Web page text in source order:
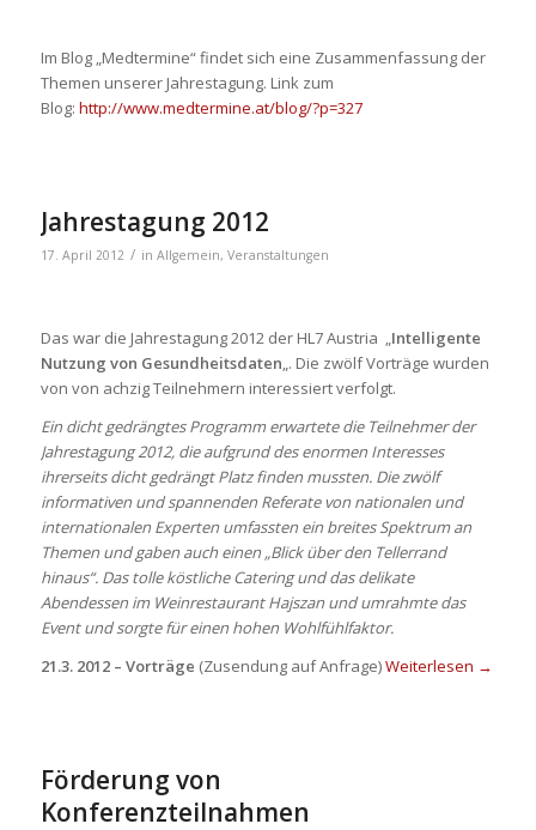
Im Blog „Medtermine“ findet sich eine Zusammenfassung der
Themen unserer Jahrestagung. Link zum
Blog: http://www.medtermine.at/blog/?p=327
Jahrestagung 2012
17. April 2012 / in Allgemein, Veranstaltungen
Das war die Jahrestagung 2012 der HL7 Austria „Intelligente
Nutzung von Gesundheitsdaten„. Die zwölf Vorträge wurden
von von achzig Teilnehmern interessiert verfolgt.
Ein dicht gedrängtes Programm erwartete die Teilnehmer der
Jahrestagung 2012, die aufgrund des enormen Interesses
ihrerseits dicht gedrängt Platz finden mussten. Die zwölf
informativen und spannenden Referate von nationalen und
internationalen Experten umfassten ein breites Spektrum an
Themen und gaben auch einen „Blick über den Tellerrand
hinaus“. Das tolle köstliche Catering und das delikate
Abendessen im Weinrestaurant Hajszan und umrahmte das
Event und sorgte für einen hohen Wohlfühlfaktor.
21.3. 2012 – Vorträge (Zusendung auf Anfrage)Weiterlesen →
Förderung von
Konferenzteilnahmen